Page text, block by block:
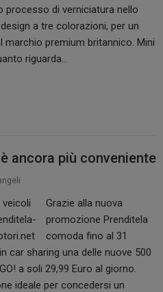
processo di verniciatura nello
a tre colorazioni, per un
premium britannico. Mini
riguarda…
ancora più conveniente
Grazie alla nuova
promozione Prenditela
comoda fino al 31
car sharing una delle nuove 500
a soli 29,99 Euro al giorno.
ideale per concedersi un